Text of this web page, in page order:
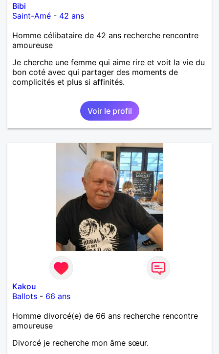
Bibi
Saint-Amé - 42 ans
Homme célibataire de 42 ans recherche rencontre
amoureuse
Je cherche une femme qui aime rire et voit la vie du
bon coté avec qui partager des moments de
complicités et plus si affinités.
Voir le profil
Kakou
Ballots - 66 ans
Homme divorcé(e) de 66 ans recherche rencontre
amoureuse
Divorcé je recherche mon âme sœur.